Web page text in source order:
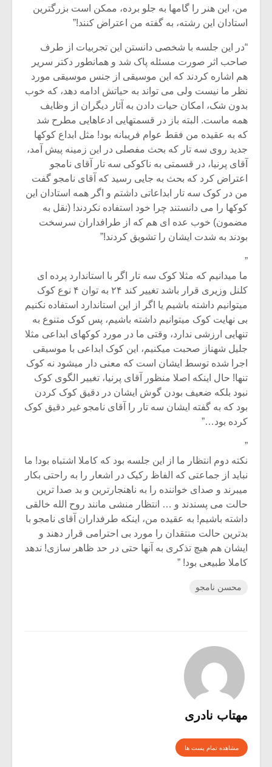
من، این هنر را گامها به جلو برده، ممکن است بزرگترین
استادان این رشته، به گفته من اعتراض کنند!”
“در این جلسه با شخصی دانستن این تجربیات از طرف
صاحب اثر صورت مسئله پاک شد و همانطور دکتر سریر
هم اشاره کردند که این موسیقی از جنس موسیقی مورد
نظر ما نیست ولی می تواند به حیاتش ادامه دهد، که خوب
بدون شک، امکان حیات دادن به آثار دیگران از وظایف
همه ماست. البته باز در قسمتهایی ادعاهایی مطرح شد
که به عقیده من فقط عوام فریبانه بود! مثل ابداع کوکها
جدید روی سه تار که بحث مفصلی در این زمینه پیش آمد،
آقای پرنیا، در قسمتی به ناکوکی سه تار آقای نامجو
اعتراض کرد که بحث به جایی رسید که آقای نامجو گفت
من در کوک سه تار ابداعاتی داشتم و اگر همه استادان این
کوکها را می دانستند چرا خود استفاده نکردند! (نقل به
مضمون) خوب عده ای هم که از طرافداران سرسخت
بودند به شدت ایشان را تشویق کردند!”
”
ما میدانیم که مثلا کوک سه تار اگر با استاندارد پرده ای
کلنل وزیری قرار باشد تغییر کند ۲۴ به توان ۴ نوع کوک
میتوانیم داشته باشیم یا اگر از این استاندارد استفاده نکنیم
بی نهایت کوک میتوانیم داشته باشیم، پس کوک متنوع به
تنهایی ارزشی ندارد، وقتی ما در مورد کوکهای ابداعی مثلا
جلیل شهناز صحبت میکنیم، این کوک ابداعی با موسیقی
اجرا شده توسط ایشان است که معنی دار میشود نه کوک
تنها! حال اینکه اصلا منظور آقای پرنیا، تغییر الگوی کوک
نبود بلکه ضعیف بودن گوش ایشان در دقیق کوک کردن
بود که به گفته ایشان سه تار را آقای نامجو غیر دقیق کوک
کرده بود…”
”
نکته دوم انتظار ما از این جلسه بود که کاملا اشتباه بود! ما
نباید از جماعتی که الفاظ رکیک در اشعار را به راحتی بکار
میبرند و صدای خواننده را به ناهنجارترین و بد صدا ترین
حالت می پسندند و … انتظار منشی مانند روح الله خالقی
داشته باشیم! به عقیده من، اینکه طرفداران آقای نامجو با
بدترین حالت منتقدان را مورد بی احترامی قرار دهند و
ایشان هم هیچ تذکری به آنها حتی در حد ظاهر سازی! ندهد
کاملا طبیعی بود! ”
محسن نامجو
مهتاب نادری
مشاهده تمام پست ها